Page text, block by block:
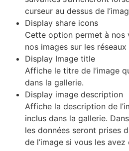
curseur au dessus de
Display share icons
Cette option permet à nos
nos images sur les réseaux
Display Image title
Affiche le titre de l’image
dans la gallerie.
Display image description
Affiche la description de
inclus dans la gallerie.
les données seront prises
de l’image si vous les